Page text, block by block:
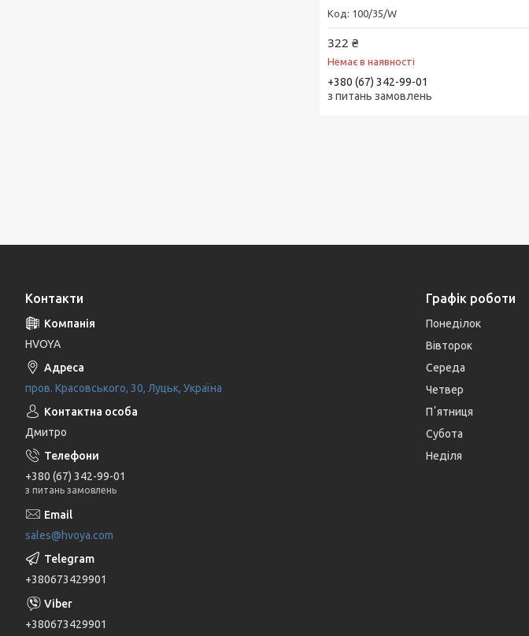
100/35/W
322 ₴
Немає в наявності
+380 (67) 342-99-01
з питань замовлень
Контакти
HVOYA
пров. Красовського, 30, Луцьк, Україна
Дмитро
+380 (67) 342-99-01
з питань замовлень
sales@hvoya.com
+380673429901
+380673429901
Графік роботи
Понеділок
Вівторок
Середа
Четвер
Пʼятниця
Субота
Неділя